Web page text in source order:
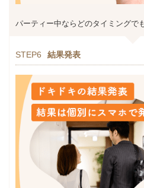
パーティー中ならどのタイミングで
STEP6 結果発表